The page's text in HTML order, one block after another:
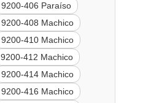
9200-406 Paraíso
9200-408 Machico
9200-410 Machico
9200-412 Machico
9200-414 Machico
9200-416 Machico